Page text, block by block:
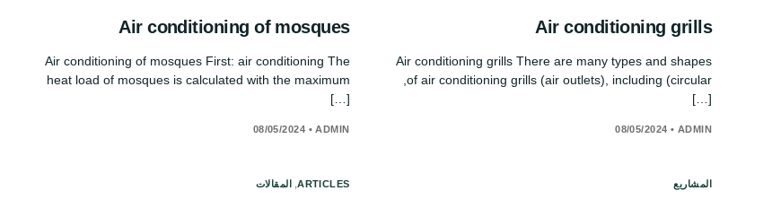
Air conditioning grills
Air conditioning grills There are many types and shapes
of air conditioning grills (air outlets), including (circular,
[…]
ADMIN
•
08/05/2024
Air conditioning of mosques
Air conditioning of mosques First: air conditioning The
heat load of mosques is calculated with the maximum
[…]
ADMIN
•
08/05/2024
المشاريع ARTICLES
, المقالات